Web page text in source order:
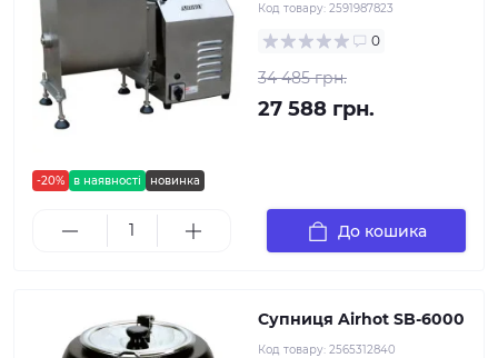
-20% в наявності новинка
Код товару: 2591987823
0
34 485 грн.
27 588 грн.
До кошика
Супниця Airhot SB-6000
Код товару: 2565312840